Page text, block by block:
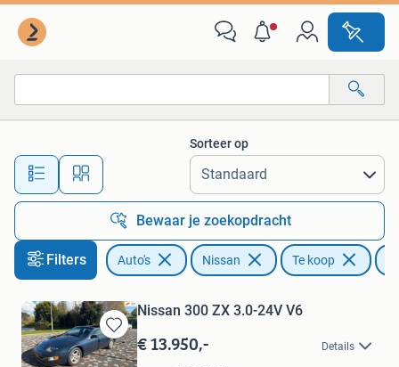
Alle afstanden…
Sorteer op
Bewaar je zoekopdracht
Filters Auto's Nissan Te koop
Bewaren
in
Nissan 300 ZX 3.0-24V V6
€ 13.950,- Details